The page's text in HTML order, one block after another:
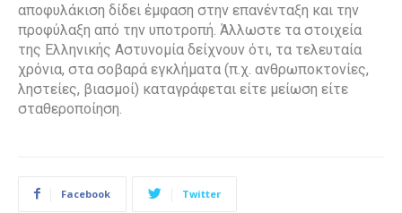
αποφυλάκιση δίδει έμφαση στην επανένταξη και την
προφύλαξη από την υποτροπή. Άλλωστε τα στοιχεία
της Ελληνικής Αστυνομία δείχνουν ότι, τα τελευταία
χρόνια, στα σοβαρά εγκλήματα (π.χ. ανθρωποκτονίες,
ληστείες, βιασμοί) καταγράφεται είτε μείωση είτε
σταθεροποίηση.
Facebook Twitter